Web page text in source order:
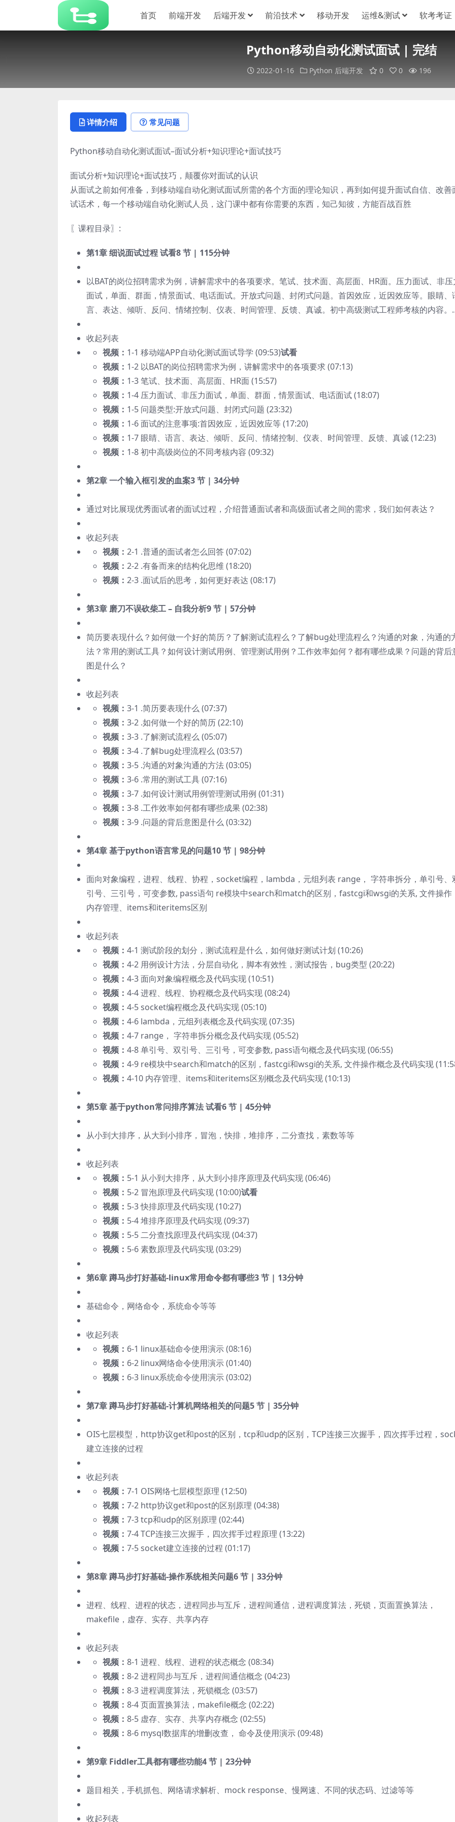
首页 前端开发 后端开发 前沿技术 移动开发 运维&测试 软考考证
Python移动自动化测试面试 | 完结
2022-01-16 Python 后端开发 0 0 196
详情介绍 常见问题
Python移动自动化测试面试–面试分析+知识理论+面试技巧
面试分析+知识理论+面试技巧，颠覆你对面试的认识
从面试之前如何准备，到移动端自动化测试面试所需的各个方面的理论知识，再到如何提升面试自信、改善
试话术，每一个移动端自动化测试人员，这门课中都有你需要的东西，知己知彼，方能百战百胜
〖课程目录〗:
第1章 细说面试过程试看8 节 | 115分钟
以BAT的岗位招聘需求为例，讲解需求中的各项要求。笔试、技术面、高层面、HR面。压力面试、非压
面试，单面、群面，情景面试、电话面试。开放式问题、封闭式问题。首因效应，近因效应等。眼睛、
言、表达、倾听、反问、情绪控制、仪表、时间管理、反馈、真诚。初中高级测试工程师考核的内容
收起列表
视频： 1-1 移动端APP自动化测试面试导学 (09:53)试看
视频： 1-2 以BAT的岗位招聘需求为例，讲解需求中的各项要求 (07:13)
视频： 1-3 笔试、技术面、高层面、HR面 (15:57)
视频： 1-4 压力面试、非压力面试，单面、群面，情景面试、电话面试 (18:07)
视频： 1-5 问题类型:开放式问题、封闭式问题 (23:32)
视频： 1-6 面试的注意事项:首因效应，近因效应等 (17:20)
视频： 1-7 眼睛、语言、表达、倾听、反问、情绪控制、仪表、时间管理、反馈、真诚 (12:23)
视频： 1-8 初中高级岗位的不同考核内容 (09:32)
第2章 一个输入框引发的血案3 节 | 34分钟
通过对比展现优秀面试者的面试过程，介绍普通面试者和高级面试者之间的需求，我们如何表达？
收起列表
视频： 2-1 .普通的面试者怎么回答 (07:02)
视频： 2-2 .有备而来的结构化思维 (18:20)
视频： 2-3 .面试后的思考，如何更好表达 (08:17)
第3章 磨刀不误砍柴工 – 自我分析9 节 | 57分钟
简历要表现什么？如何做一个好的简历？了解测试流程么？了解bug处理流程么？沟通的对象，沟通的
法？常用的测试工具？如何设计测试用例、管理测试用例？工作效率如何？都有哪些成果？问题的背后
图是什么？
收起列表
视频： 3-1 .简历要表现什么 (07:37)
视频： 3-2 .如何做一个好的简历 (22:10)
视频： 3-3 .了解测试流程么 (05:07)
视频： 3-4 .了解bug处理流程么 (03:57)
视频： 3-5 .沟通的对象沟通的方法 (03:05)
视频： 3-6 .常用的测试工具 (07:16)
视频： 3-7 .如何设计测试用例管理测试用例 (01:31)
视频： 3-8 .工作效率如何都有哪些成果 (02:38)
视频： 3-9 .问题的背后意图是什么 (03:32)
第4章 基于python语言常见的问题10 节 | 98分钟
面向对象编程，进程、线程、协程，socket编程，lambda，元组列表 range， 字符串拆分，单引号、
引号、三引号，可变参数, pass语句 re模块中search和match的区别，fastcgi和wsgi的关系, 文件操作
内存管理、items和iteritems区别
收起列表
视频： 4-1 测试阶段的划分，测试流程是什么，如何做好测试计划 (10:26)
视频： 4-2 用例设计方法，分层自动化，脚本有效性，测试报告，bug类型 (20:22)
视频： 4-3 面向对象编程概念及代码实现 (10:51)
视频： 4-4 进程、线程、协程概念及代码实现 (08:24)
视频： 4-5 socket编程概念及代码实现 (05:10)
视频： 4-6 lambda，元组列表概念及代码实现 (07:35)
视频： 4-7 range， 字符串拆分概念及代码实现 (05:52)
视频： 4-8 单引号、双引号、三引号，可变参数, pass语句概念及代码实现 (06:55)
视频： 4-9 re模块中search和match的区别，fastcgi和wsgi的关系, 文件操作概念及代码实现
视频： 4-10 内存管理、items和iteritems区别概念及代码实现 (10:13)
第5章 基于python常问排序算法试看6 节 | 45分钟
从小到大排序，从大到小排序，冒泡，快排，堆排序，二分查找，素数等等
收起列表
视频： 5-1 从小到大排序，从大到小排序原理及代码实现 (06:46)
视频： 5-2 冒泡原理及代码实现 (10:00)试看
视频： 5-3 快排原理及代码实现 (10:27)
视频： 5-4 堆排序原理及代码实现 (09:37)
视频： 5-5 二分查找原理及代码实现 (04:37)
视频： 5-6 素数原理及代码实现 (03:29)
第6章 蹲马步打好基础-linux常用命令都有哪些3 节 | 13分钟
基础命令，网络命令，系统命令等等
收起列表
视频： 6-1 linux基础命令使用演示 (08:16)
视频： 6-2 linux网络命令使用演示 (01:40)
视频： 6-3 linux系统命令使用演示 (03:02)
第7章 蹲马步打好基础-计算机网络相关的问题5 节 | 35分钟
OIS七层模型，http协议get和post的区别，tcp和udp的区别，TCP连接三次握手，四次挥手过程，
建立连接的过程
收起列表
视频： 7-1 OIS网络七层模型原理 (12:50)
视频： 7-2 http协议get和post的区别原理 (04:38)
视频： 7-3 tcp和udp的区别原理 (02:44)
视频： 7-4 TCP连接三次握手，四次挥手过程原理 (13:22)
视频： 7-5 socket建立连接的过程 (01:17)
第8章 蹲马步打好基础-操作系统相关问题6 节 | 33分钟
进程、线程、进程的状态，进程同步与互斥，进程间通信，进程调度算法，死锁，页面置换算法，
makefile，虚存、实存、共享内存
收起列表
视频： 8-1 进程、线程、进程的状态概念 (08:34)
视频： 8-2 进程同步与互斥，进程间通信概念 (04:23)
视频： 8-3 进程调度算法，死锁概念 (03:57)
视频： 8-4 页面置换算法，makefile概念 (02:22)
视频： 8-5 虚存、实存、共享内存概念 (02:55)
视频： 8-6 mysql数据库的增删改查， 命令及使用演示 (09:48)
第9章 Fiddler工具都有哪些功能4 节 | 23分钟
题目相关，手机抓包、网络请求解析、mock response、慢网速、不同的状态码、过滤等等
收起列表